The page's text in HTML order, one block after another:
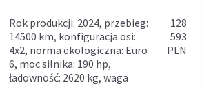
rok produkcji: 2024, przebieg:
14500 km, konfiguracja osi:
4x2, norma ekologiczna: Euro
6, moc silnika: 190 hp,
ładowność: 2620 kg, waga
128
593
PLN